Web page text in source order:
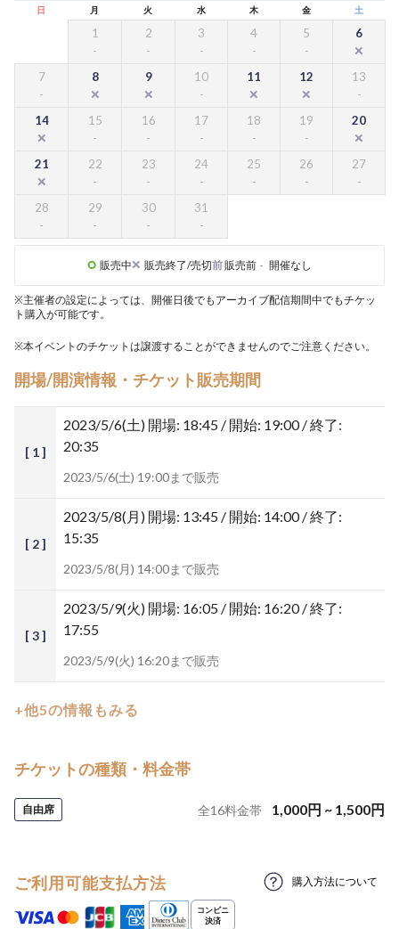
日 月 火 水 木 金 土
1 2 3 4 5 6
7 8 9 10 11 12 13
14 15 16 17 18 19 20
21 22 23 24 25 26 27
28 29 30 31
販売中 販売終了/売切前販売前 - 開催なし
※主催者の設定によっては、開催日後でもアーカイブ配信期間中でもチケッ
ト購入が可能です。
※本イベントのチケットは譲渡することができませんのでご注意ください。
開場/開演情報・チケット販売期間
[ 1 ]
2023/5/6(土) 開場: 18:45 / 開始: 19:00 / 終了:
20:35
2023/5/6(土) 19:00まで販売
[ 2 ]
2023/5/8(月) 開場: 13:45 / 開始: 14:00 / 終了:
15:35
2023/5/8(月) 14:00まで販売
[ 3 ]
2023/5/9(火) 開場: 16:05 / 開始: 16:20 / 終了:
17:55
2023/5/9(火) 16:20まで販売
+他5の情報もみる
チケットの種類・料金帯
自由席 全16料金帯 1,000円 ~ 1,500円
ご利用可能支払方法 購入方法について